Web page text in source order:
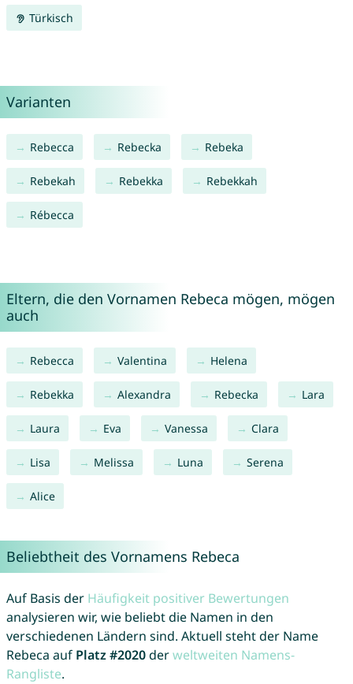
Türkisch
Varianten
Rebecca Rebecka Rebeka
Rebekah Rebekka Rebekkah
Rébecca
Eltern, die den Vornamen Rebeca mögen, mögen
auch
Rebecca Valentina Helena
Rebekka Alexandra Rebecka Lara
Laura Eva Vanessa Clara
Lisa Melissa Luna Serena
Alice
Beliebtheit des Vornamens Rebeca
Auf Basis der Häufigkeit positiver Bewertungen
analysieren wir, wie beliebt die Namen in den
verschiedenen Ländern sind. Aktuell steht der Name
Rebeca auf Platz #2020derweltweiten Namens-
Rangliste.